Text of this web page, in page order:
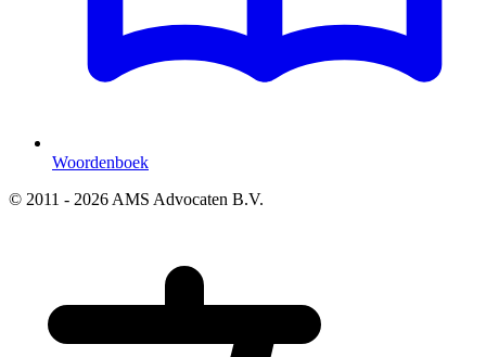
Woordenboek
© 2011 - 2026 AMS Advocaten B.V.